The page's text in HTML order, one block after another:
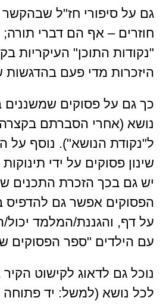
גם על סיפורי חז"ל שבהקשר
חוזרים – אף הם דברי
"נקודות התוכן" העיקריות
היזכרות מדי פעם בהדגשות
כך גם על פסוקים
נושא (אחרי הסברתם
ל"נקודת הנושא"). נוסף על
שינון פסוקים על ידי
יש גם בכך הזכרת התכנים
הפסוקים אפשר גם להדפיס
על דף, והגננת/המלמד
עם הילדים "ספר הפסוקים
נוכל גם לדאוג לקישוט הקיר
לכל נושא (למשל: יד פתוחה